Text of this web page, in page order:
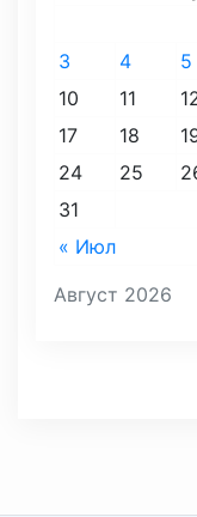
Август 2026
« Июл
3
4 5
10
11
17
18
24
25
31